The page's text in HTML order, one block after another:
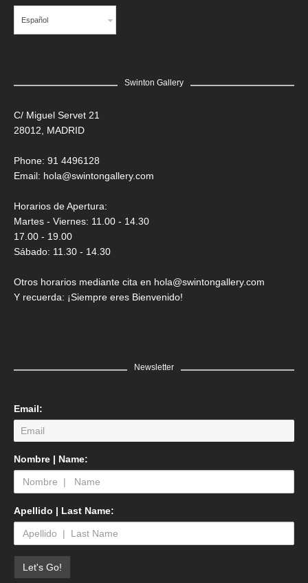
Español
Swinton Gallery
C/ Miguel Servet 21
28012, MADRID
Phone: 91 4496128
Email: hola@swintongallery.com
Horarios de Apertura:
Martes - Viernes: 11.00 - 14.30
17.00 - 19.00
Sábado: 11.30 - 14.30
Otros horarios mediante cita en hola@swintongallery.com
Y recuerda: ¡Siempre eres Bienvenido!
Newsletter
Email:
Nombre | Name:
Apellido | Last Name: